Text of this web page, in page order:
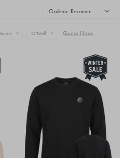
Recomendados
Buzos O'Neill Quitar filtros